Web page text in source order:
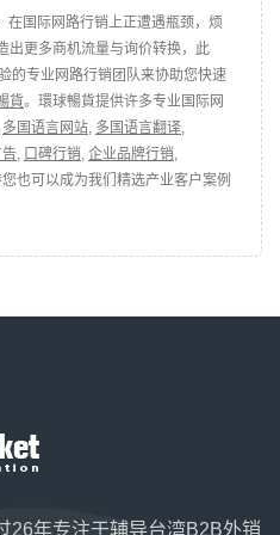
在国际网路行销上正遭遇瓶颈，烦
出更多商机流量与询价转换，此
的专业网路行销团队来协助您快速
貨。環球暢貨提供许多专业国际网
多国语言网站 多国语言翻译
告 口碑行销 企业品牌行销
也可以成为我们精选产业客户案例
26年专注于辅导台湾B2B外销